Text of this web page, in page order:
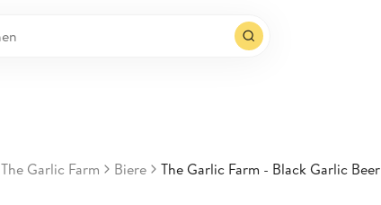
The Garlic Farm Biere The Garlic Farm - Black Garlic Beer